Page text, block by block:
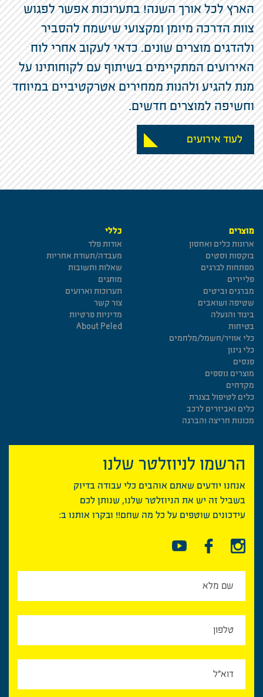
הארץ לכל אורך השנה! בתערוכות אפשר לפגוש
צוות הדרכה מיומן ומקצועי שישמח להסביר
ולהדגים מוצרים שונים. כדאי לעקוב אחרי לוח
האירועים המתקיימים בשיתוף עם לקוחותינו על
מנת להגיע ולהנות ממחירים אטרקטיביים במיוחד
וחשיפה למוצרים חדשים.
לעוד אירועים
מוצרים
ארונות כלים ואחסון
בוקסות וסטים
מפתחות לברגים
פליירים
מברגים וביטים
שטיפה ושואבים
ביגוד והנעלה
בטיחות
כלי אוויר/חשמל/מלחמים
כלי גינון
פנסים
מוצרים נוספים
מקדחים
כלים לטיפול בצנרת
כלים ואביזרים לרכב
מכונות חריצה והברגה
כללי
אודות פלד
מעבדה/תעודת אחריות
שאלות ותשובות
מותגים
תערוכות וארועים
צור קשר
מדיניות פרטיות
About Peled
הרשמו לניוזלטר שלנו
אנחנו יודעים שאתם אוהבים כלי עבודה בדיוק
בשביל זה יש את הניוזלטר שלנו, שנותן לכם
עידכונים שוטפים על כל מה שחם!! ובקרו אותנו ב: